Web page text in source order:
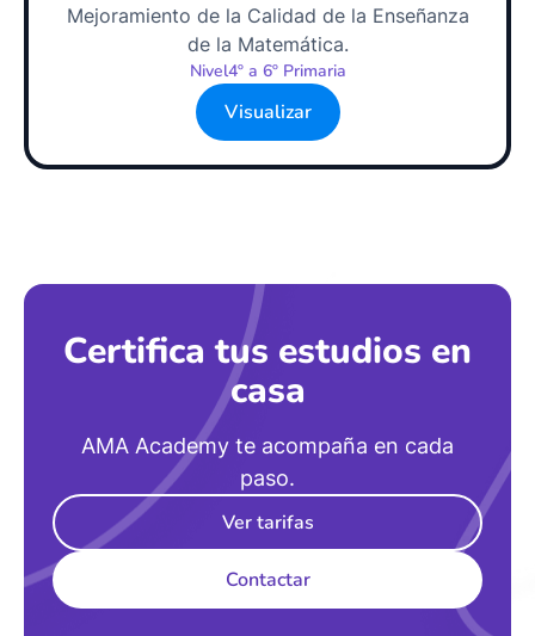
Mejoramiento de la Calidad de la Enseñanza
de la Matemática.
Nivel4º a 6º Primaria
Visualizar
Certifica tus estudios en
casa
AMA Academy te acompaña en cada
paso.
Ver tarifas
Contactar